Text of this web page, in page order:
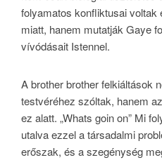
folyamatos konfliktusai voltak
miatt, hanem mutatják Gaye
vívódásait Istennel.
A brother brother felkiáltások
testvéréhez szóltak, hanem
ez alatt. „Whats goin on” Mi
utalva ezzel a társadalmi
erőszak, és a szegénység